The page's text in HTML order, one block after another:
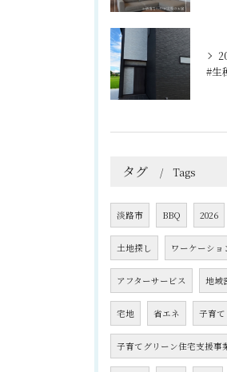
タグ Tags
淡路市 BBQ 2026
土地探し ワーケーショ
アフターサービス 地域
宅地 省エネ 子育て
子育てグリーン住宅支援事